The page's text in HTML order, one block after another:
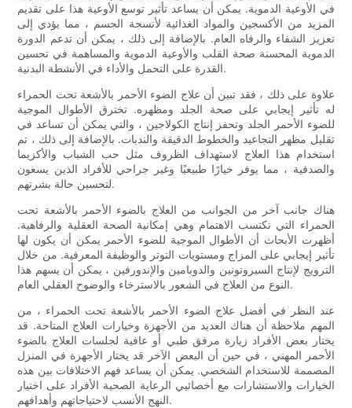
في الأوعية الدموية. يمكن أن يساعد تأثير توسع الأوعية هذا على تقديم
المزيد من الأكسجين والمواد الغذائية لأنسجة الجسم ، مما يؤدي إلى
تعزيز الشفاء والرفاه العام. بالإضافة إلى ذلك ، يمكن أن تدعم الدورة
الدموية المحسنة صحة القلب والأوعية الدموية والمساهمة في تحسين
القدرة على التحمل والأداء في الأنشطة البدنية.
علاوة على ذلك ، فقد تبين أن علاج الضوء الأحمر بالأشعة تحت الحمراء
له تأثير إيجابي على صحة الجلد ومظهره. تخترق الأطوال الموجية
للضوء الأحمر الجلد وتحفز إنتاج الكولاجين ، والتي يمكن أن تساعد في
تقليل مظهر التجاعيد والخطوط الدقيقة والندبات. بالإضافة إلى ذلك ، تم
استخدام هذا العلاج لاستهداف الظروف مثل حب الشباب والأكزيما
والصدفية ، مما يوفر خيارًا طبيعيًا وغير جراحي للأفراد الذين يسعون
لتحسين حالة بشرتهم.
هناك جانب آخر من الجوانب من العلاج بالضوء الأحمر بالأشعة تحت
الحمراء التي تكتسب الاهتمام وهي إمكانية الصحة العقلية والرفاهية.
أظهرت الأبحاث أن الأطوال الموجية للضوء الأحمر يمكن أن يكون لها
تأثير إيجابي على المزاج ومستويات التوتر والوظيفة المعرفية. من خلال
الترويج لإنتاج السيروتونين والدوبامين والإندورفين ، يمكن أن يسهم هذا
النوع من العلاج في الشعور بالاسترخاء والوضوح العقلي العام.
عند النظر في أفضل علاج الضوء الأحمر بالأشعة تحت الحمراء ، من
المهم ملاحظة أن هناك العديد من الأجهزة وخيارات العلاج المتاحة. قد
يختار بعض الأفراد زيارة مرفق طبي أو عافية لجلسات العلاج بالضوء
الأحمر المهني ، في حين أن البعض الآخر قد يختار الأجهزة في المنزل
المصممة للاستخدام الشخصي. يمكن أن يساعد فهم الاختلافات بين هذه
الخيارات والاستشارات مع أخصائيي الرعاية الصحية الأفراد على اختيار
النهج الأنسب لاحتياجاتهم وأهدافهم.